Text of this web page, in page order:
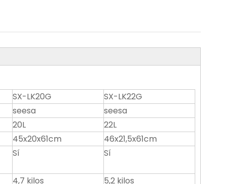
SX-LK20G
SX-LK22G
seesa
seesa
20L
22L
45x20x61cm
46x21,5x61cm
Sí Sí
4,7 kilos
5,2 kilos